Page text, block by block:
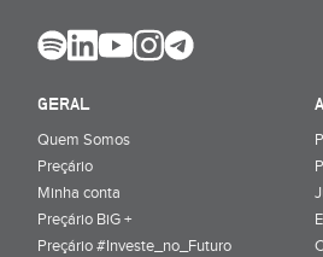
GERAL
Quem Somos
Preçário
Minha conta
Preçário BiG +
Preçário #Investe_no_Futuro